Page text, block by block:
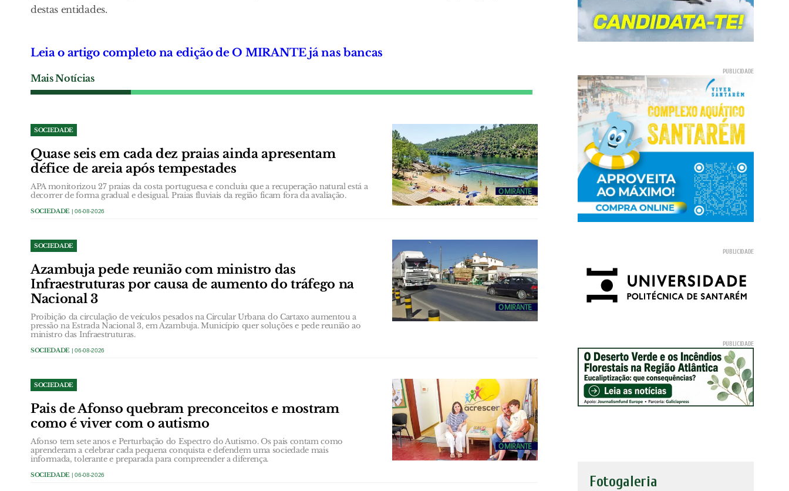
destas entidades.
Leia o artigo completo na edição de O MIRANTE já nas bancas
Mais Notícias
SOCIEDADE
Quase seis em cada dez praias ainda apresentam
défice de areia após tempestades
APA monitorizou 27 praias da costa portuguesa e concluiu que a recuperação natural está a
decorrer de forma gradual e desigual. Praias fluviais da região ficam fora da avaliação.
SOCIEDADE | 06-08-2026
SOCIEDADE
Azambuja pede reunião com ministro das
Infraestruturas por causa de aumento do tráfego na
Nacional 3
Proibição da circulação de veículos pesados na Circular Urbana do Cartaxo aumentou a
pressão na Estrada Nacional 3, em Azambuja. Município quer soluções e pede reunião ao
ministro das Infraestruturas.
SOCIEDADE | 06-08-2026
SOCIEDADE
Pais de Afonso quebram preconceitos e mostram
como é viver com o autismo
Afonso tem sete anos e Perturbação do Espectro do Autismo. Os pais contam como
aprenderam a celebrar cada pequena conquista e defendem uma sociedade mais
informada, tolerante e preparada para compreender a diferença.
SOCIEDADE | 06-08-2026 Fotogaleria